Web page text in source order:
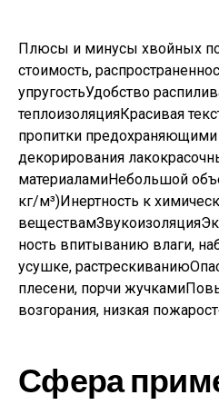
Плюсы и минусы хвойных
стоимость,
упругостьУдобство
теплоизоляцияКрасивая
пропитки предохраняющими
декорирования
материаламиНебольшой
кг/м³)Инертность к
ность впитыванию влаги,
усушке,
плесени, порчи
возгорания, низкая
Сфера